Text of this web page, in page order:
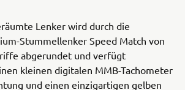
Lenker wird durch die
Stummellenker Speed Match von
abgerundet und verfügt
kleinen digitalen MMB-Tachometer
und einen einzigartigen gelben